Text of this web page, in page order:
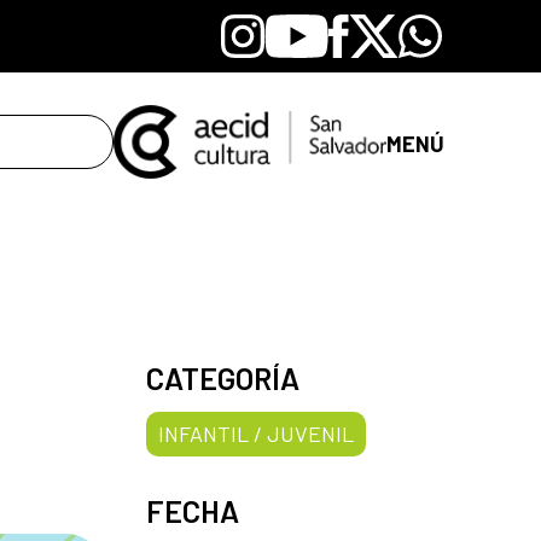
Instagram
YoutubeFacebook
X Whatsapp
MENÚ
CATEGORÍA
INFANTIL / JUVENIL
FECHA